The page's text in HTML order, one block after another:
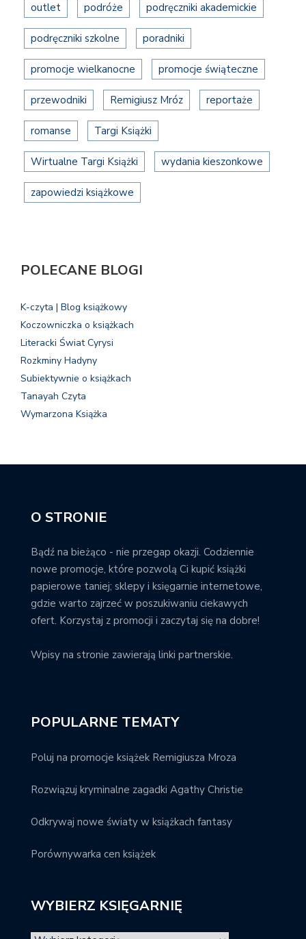
outlet podróże podręczniki akademickie
podręczniki szkolne poradniki
promocje wielkanocne promocje świąteczne
przewodniki Remigiusz Mróz reportaże
romanse Targi Książki
Wirtualne Targi Książki wydania kieszonkowe
zapowiedzi książkowe
POLECANE BLOGI
K-czyta | Blog książkowy
Koczowniczka o książkach
Literacki Świat Cyrysi
Rozkminy Hadyny
Subiektywnie o książkach
Tanayah Czyta
Wymarzona Książka
O STRONIE
Bądź na bieżąco - nie przegap okazji. Codziennie
nowe promocje, które pozwolą Ci kupić książki
papierowe taniej; sklepy i księgarnie internetowe,
gdzie warto zajrzeć w poszukiwaniu ciekawych
ofert. Korzystaj z promocji i zaczytaj się na dobre!
Wpisy na stronie zawierają linki partnerskie.
POPULARNE TEMATY
Poluj na promocje książek Remigiusza Mroza
Rozwiązuj kryminalne zagadki Agathy Christie
Odkrywaj nowe światy w książkach fantasy
Porównywarka cen książek
WYBIERZ KSIĘGARNIĘ